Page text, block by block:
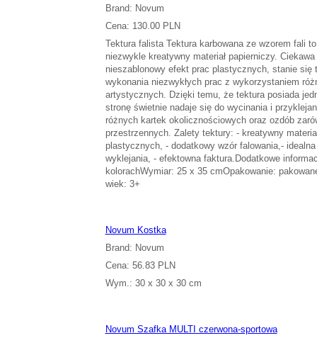
Brand: Novum
Cena: 130.00 PLN
Tektura falista Tektura karbowana ze wzorem fali to
niezwykle kreatywny materiał papierniczy.
nieszablonowy efekt prac plastycznych, stanie się
wykonania niezwykłych prac z wykorzystaniem
artystycznych. Dzięki temu, że tektura posiada
stronę świetnie nadaje się do wycinania i
różnych kartek okolicznościowych oraz ozdób
przestrzennych. Zalety tektury: - kreatywny
plastycznych, - dodatkowy wzór falowania,-
wyklejania, - efektowna faktura.Dodatkowe
kolorachWymiar: 25 x 35 cmOpakowanie:
wiek: 3+
Novum Kostka
Brand: Novum
Cena: 56.83 PLN
Wym.: 30 x 30 x 30 cm
Novum Szafka MULTI czerwona-sportowa